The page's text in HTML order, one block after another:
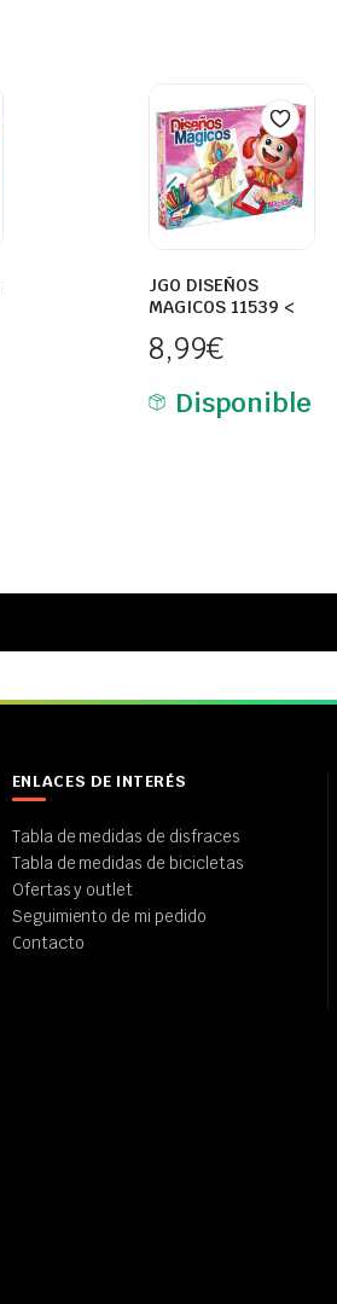
JGO DISEÑOS
MAGICOS 11539 <
8,99€
Disponible
ENLACES DE INTERÉS
Tabla de medidas de disfraces
Tabla de medidas de bicicletas
Ofertas y outlet
Seguimiento de mi pedido
Contacto